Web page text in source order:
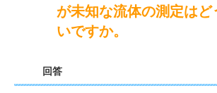
が未知な流体の測定はど
いですか。
回答